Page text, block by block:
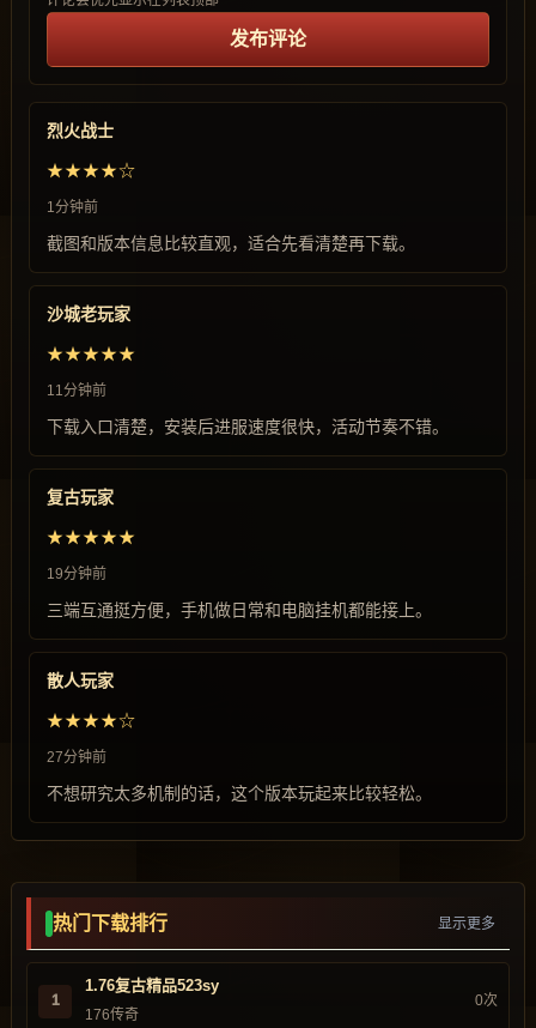
发布评论
烈火战士
★★★★☆
1分钟前
截图和版本信息比较直观，适合先看清楚再下载。
沙城老玩家
★★★★★
11分钟前
下载入口清楚，安装后进服速度很快，活动节奏不错。
复古玩家
★★★★★
19分钟前
三端互通挺方便，手机做日常和电脑挂机都能接上。
散人玩家
★★★★☆
27分钟前
不想研究太多机制的话，这个版本玩起来比较轻松。
热门下载排行 显示更多
1
1.76复古精品523sy
176传奇
0次